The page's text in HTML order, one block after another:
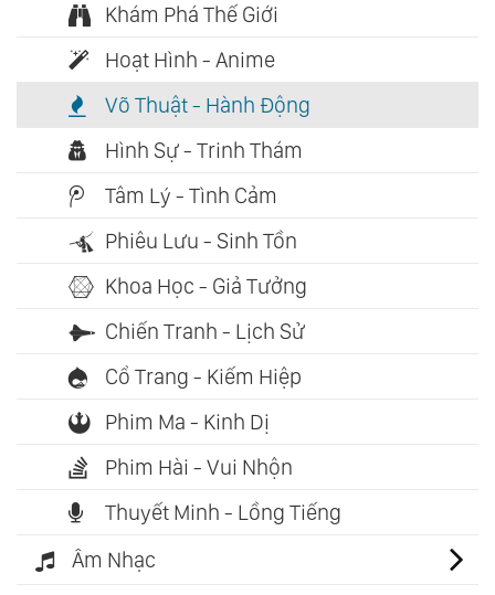
Khám Phá Thế Giới
Hoạt Hình - Anime
Võ Thuật - Hành Động
Hình Sự - Trinh Thám
Tâm Lý - Tình Cảm
Phiêu Lưu - Sinh Tồn
Khoa Học - Giả Tưởng
Chiến Tranh - Lịch Sử
Cổ Trang - Kiếm Hiệp
Phim Ma - Kinh Dị
Phim Hài - Vui Nhộn
Thuyết Minh - Lồng Tiếng
Âm Nhạc